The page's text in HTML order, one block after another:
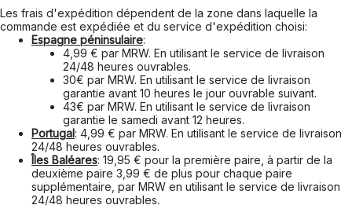
Les frais d'expédition dépendent de la zone dans laquelle la
commande est expédiée et du service d'expédition choisi:
Espagne péninsulaire:
4,99 € par MRW. En utilisant le service de livraison
24/48 heures ouvrables.
30€ par MRW. En utilisant le service de livraison
garantie avant 10 heures le jour ouvrable suivant.
43€ par MRW. En utilisant le service de livraison
garantie le samedi avant 12 heures.
Portugal: 4,99 € par MRW. En utilisant le service de livraison
24/48 heures ouvrables.
Îles Baléares: 19,95 € pour la première paire, à partir de la
deuxième paire 3,99 € de plus pour chaque paire
supplémentaire, par MRW en utilisant le service de livraison
24/48 heures ouvrables.